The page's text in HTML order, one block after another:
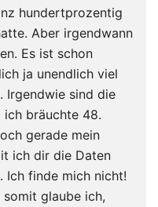
hundertprozentig
Aber irgendwann
Es ist schon
ja unendlich viel
Irgendwie sind die
ich bräuchte 48.
gerade mein
ich dir die Daten
Ich finde mich nicht!
somit glaube ich,